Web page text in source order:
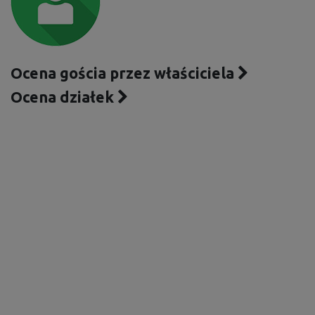
Ocena gościa przez właściciela
Ocena działek